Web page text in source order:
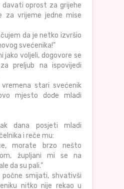
davati oprost za grijehe
za vrijeme jedne mise
da je netko izvršio
svećenika!"
jako voljeli, dogovore se
preljub na ispovijedi
vremena stari svećenik
mjesto dođe mladi
dana posjeti mladi
i reče mu:
morate brzo nešto
župljani mi se na
da su pali."
počne smijati, shvativši
nitko nije rekao u